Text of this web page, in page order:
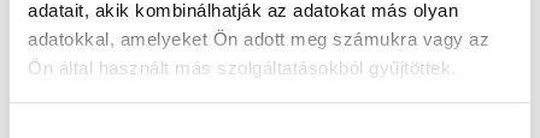
adatait, akik kombinálhatják az adatokat más olyan
adatokkal, amelyeket Ön adott meg számukra vagy az
Ön által használt más szolgáltatásokból gyűjtöttek.
Hogyan kell számolni a 14 napot